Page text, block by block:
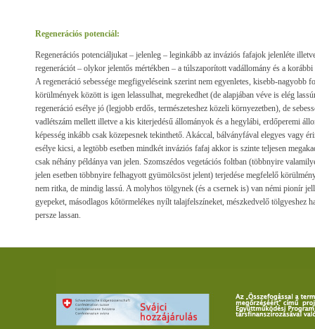
Regenerációs potenciál:
Regenerációs potenciáljukat – jelenleg – leginkább az inváziós fafajok jelenléte
regenerációt – olykor jelentős mértékben – a túlszaporított vadállomány és a
A regeneráció sebessége megfigyeléseink szerint nem egyenletes, kisebb-nagyobb
körülmények között is igen lelassulhat, megrekedhet (de alapjában véve is elég
regeneráció esélye jó (legjobb erdős, természeteshez közeli környezetben), de
vadlétszám mellett illetve a kis kiterjedésű állományok és a hegylábi, erdőperemi
képesség inkább csak közepesnek tekinthető. Akáccal, bálványfával elegyes vagy
esélye kicsi, a legtöbb esetben mindkét inváziós fafaj akkor is szinte teljesen
csak néhány példánya van jelen. Szomszédos vegetációs foltban (többnyire
jelen esetben többnyire felhagyott gyümölcsöst jelent) terjedése megfelelő
nem ritka, de mindig lassú. A molyhos tölgynek (és a csernek is) van némi pionír
gyepeket, másodlagos kőtörmelékes nyílt talajfelszíneket, mészkedvelő tölgyeshez
persze lassan.